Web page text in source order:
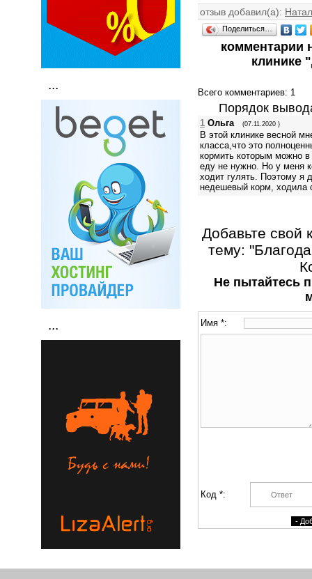
...
...
отзыв добавил(а):
Поделиться…
комментарии
клинике
Всего комментариев: 1
Порядок
1 Ольга (07.11.2020 )
В этой клинике весной
класса,что это
кормить которым можно в
еду не нужно. Но у меня
ходит гулять. Поэтому я
недешевый корм, ходила
Добавьте свой
тему:
Не пытайтесь
Имя *:
Код *: